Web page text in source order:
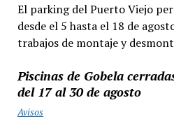
El parking del Puerto Viejo
desde el 5 hasta el 18 de
trabajos de montaje y
Piscinas de Gobela
del 17 al 30 de agosto
Avisos